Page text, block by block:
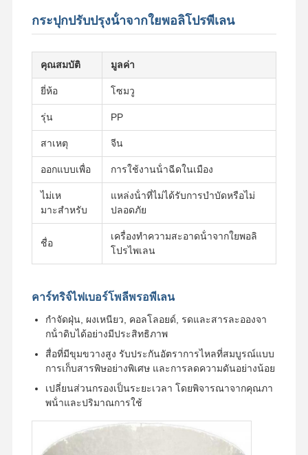
กระปุกปรับปรุงน้ําจากใยพอลิโปรพีเลน
คุณสมบัติ มูลค่า
ยี่ห้อ โซมวู
รุ่น PP
สาเหตุ จีน
ออกแบบเพื่อ การใช้งานน้ําฉีดในเมือง
ไม่เห
มาะสําหรับ
แหล่งน้ําที่ไม่ได้รับการบําบัดหรือไม่
ปลอดภัย
ชื่อ
เครื่องทําความสะอาดน้ําจากใยพอลิ
โปรไพเลน
คาร์ทริจ์ไฟเบอร์โพลีพรอพีเลน
กําจัดฝุ่น, ผงเหนียว, คอลโลอยด์, รดและสารละอองจา
กน้ําดิบได้อย่างมีประสิทธิภาพ
สื่อที่มีขุมขวางสูง รับประกันอัตราการไหลที่สมบูรณ์แบบ
การเก็บสารพิษอย่างพิเศษ และการลดความดันอย่างน้อย
เปลี่ยนส่วนกรองเป็นระยะเวลา โดยพิจารณาจากคุณภา
พน้ําและปริมาณการใช้